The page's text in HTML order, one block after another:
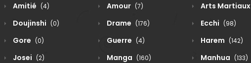
Amitié (4) Amour (7) Arts Martiaux
Doujinshi (0) Drame (176) Ecchi (98)
Gore (0) Guerre (4) Harem (142)
Josei (2) Manga (160) Manhua (133)